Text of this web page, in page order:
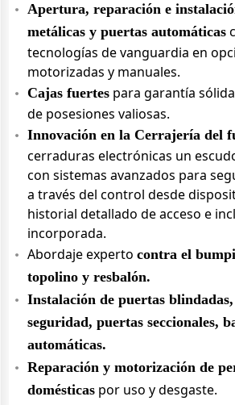
Apertura, reparación e
metálicas y puertas automáticas
tecnologías de vanguardia en
motorizadas y manuales.
Cajas fuertes para garantía
de posesiones valiosas.
Innovación en la Cerrajería del
cerraduras electrónicas un
con sistemas avanzados para
a través del control desde
historial detallado de acceso e
incorporada.
Abordaje experto contra el
topolino y resbalón.
Instalación de puertas
seguridad, puertas seccionales,
automáticas.
Reparación y motorización de
domésticas por uso y desgaste.